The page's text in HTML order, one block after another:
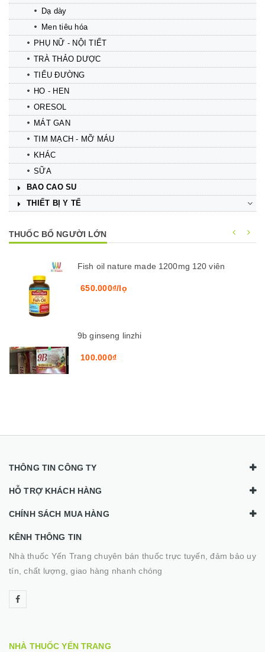
Dạ dày
Men tiêu hóa
PHỤ NỮ - NỘI TIẾT
TRÀ THẢO DƯỢC
TIỂU ĐƯỜNG
HO - HEN
ORESOL
MÁT GAN
TIM MẠCH - MỠ MÁU
KHÁC
SỮA
BAO CAO SU
THIẾT BỊ Y TẾ
THUỐC BỔ NGƯỜI LỚN
Fish oil nature made 1200mg 120 viên
650.000₫/lọ
9b ginseng linzhi
100.000₫
THÔNG TIN CÔNG TY
HỖ TRỢ KHÁCH HÀNG
CHÍNH SÁCH MUA HÀNG
KÊNH THÔNG TIN
Nhà thuốc Yến Trang chuyên bán thuốc trực tuyến, đảm bảo uy
tín, chất lượng, giao hàng nhanh chóng
NHÀ THUỐC YẾN TRANG